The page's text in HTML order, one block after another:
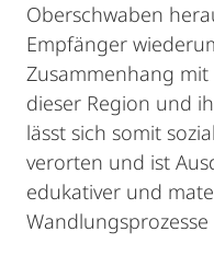
Oberschwaben
Empfänger
Zusammenhang
dieser Region und
lässt sich somit
verorten und ist
edukativer und